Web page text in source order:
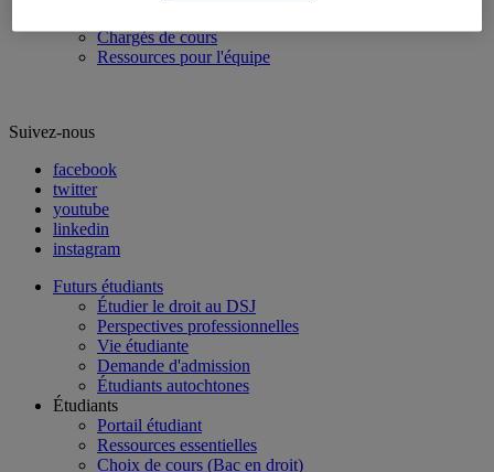
Chargés de cours
Ressources pour l'équipe
Suivez-nous
facebook
twitter
youtube
linkedin
instagram
Futurs étudiants
Étudier le droit au DSJ
Perspectives professionnelles
Vie étudiante
Demande d'admission
Étudiants autochtones
Étudiants
Portail étudiant
Ressources essentielles
Choix de cours (Bac en droit)